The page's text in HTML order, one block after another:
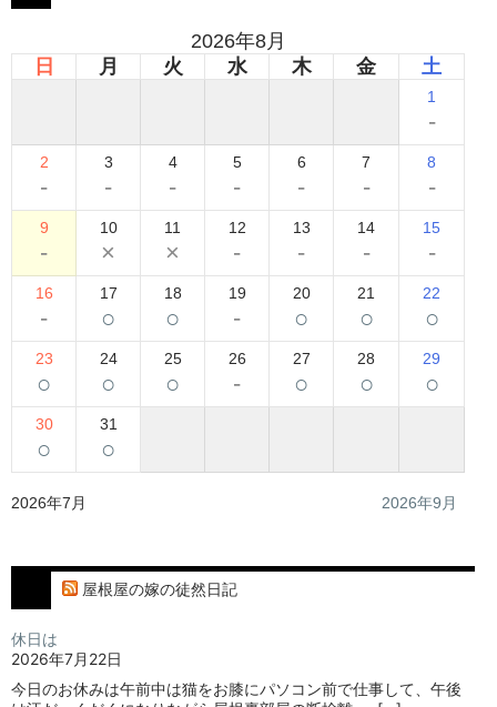
2026年8月
日
月 火 水 木 金 土
1
-
2
-
3
-
4
-
5
-
6
-
7
-
8
-
9
-
10
×
11
×
12
-
13
-
14
-
15
-
16
-
17
○
18
○
19
-
20
○
21
○
22
○
23
○
24
○
25
○
26
-
27
○
28
○
29
○
30
○
31
○
2026年7月 2026年9月
屋根屋の嫁の徒然日記
休日は
2026年7月22日
今日のお休みは午前中は猫をお膝にパソコン前で仕事して、午後